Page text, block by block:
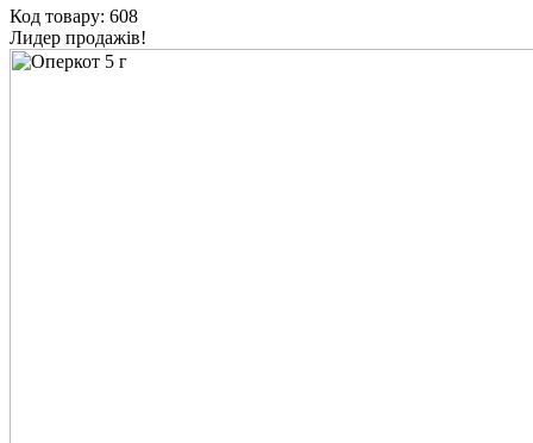
Код товару: 608
Лидер продажів!